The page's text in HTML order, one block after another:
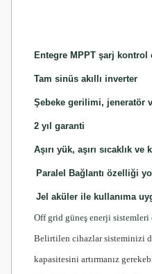
Entegre MPPT şarj kontrol
Tam sinüs akıllı inverter
Şebeke gerilimi, jeneratör
2 yıl garanti
Aşırı yük, aşırı sıcaklık ve
Paralel Bağlantı özelliği
Jel aküler ile kullanıma
Off grid güneş enerji sistemleri
Belirtilen cihazlar sisteminizi
kapasitesini artırmanız